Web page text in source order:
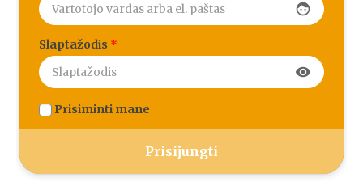
face
Slaptažodis *
visibility
Prisiminti mane